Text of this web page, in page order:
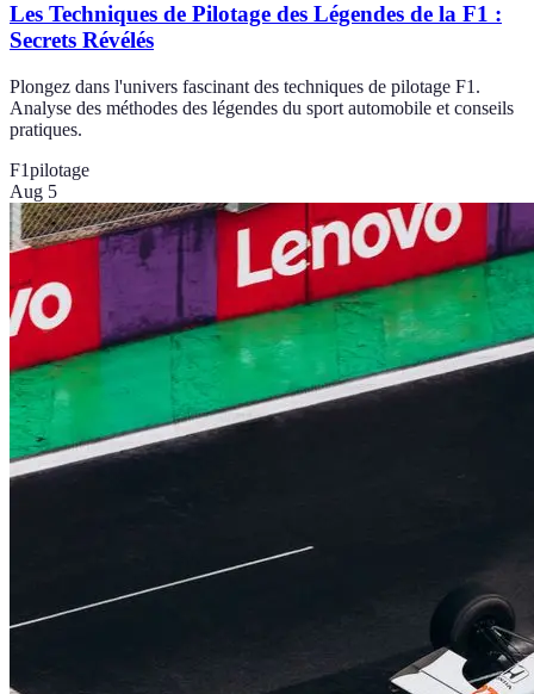
Les Techniques de Pilotage des Légendes de la F1 :
Secrets Révélés
Plongez dans l'univers fascinant des techniques de pilotage F1.
Analyse des méthodes des légendes du sport automobile et conseils
pratiques.
F1pilotage
Aug 5